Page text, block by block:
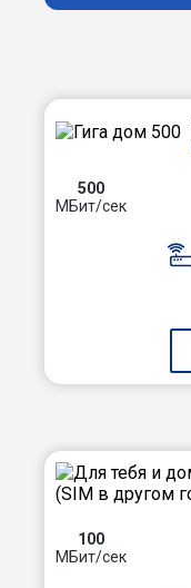
500
МБит/сек
100
МБит/сек